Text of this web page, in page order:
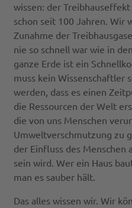
wissen: der
schon seit 100 Jahren. Wir
Zunahme der
nie so schnell war wie in
ganze Erde ist ein
muss kein Wissenschaftler
werden, dass es einen
die Ressourcen der Welt
die von uns Menschen
Umweltverschmutzung zu
der Einfluss des Menschen
sein wird. Wer ein Haus
man es sauber hält.
Das alles wissen wir. Wir